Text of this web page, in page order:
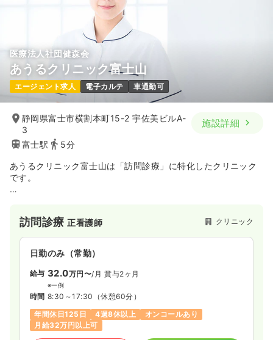
医療法人社団健森会
あうるクリニック富士山
エージェント求人 電子カルテ 車通勤可
静岡県富士市横割本町15-2 宇佐美ビルA-
3
富士駅
5分
施設詳細
あうるクリニック富士山は「訪問診療」に特化したクリニック
です。
通院が困難な方や退院後のケアが必要な方の「お住まい」に医
師が訪問し、
定期的かつ計画的な医療サービスを提供するものです。
訪問診療正看護師 クリニック
日勤のみ（常勤）
給与 32.0万円〜/月 賞与2ヶ月
※一例
時間 8:30～17:30 （休憩60分）
年間休日125日
4週8休以上
オンコールあり
月給32万円以上可